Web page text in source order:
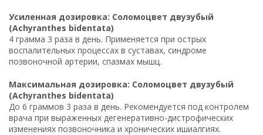
Усиленная дозировка: Соломоцвет двузубый
(Achyranthes bidentata)
4 грамма 3 раза в день. Применяется при острых
воспалительных процессах в суставах, синдроме
позвоночной артерии, спазмах мышц.
Максимальная дозировка: Соломоцвет двузубый
(Achyranthes bidentata)
До 6 граммов 3 раза в день. Рекомендуется под контролем
врача при выраженных дегенеративно-дистрофических
изменениях позвоночника и хронических ишиалгиях.